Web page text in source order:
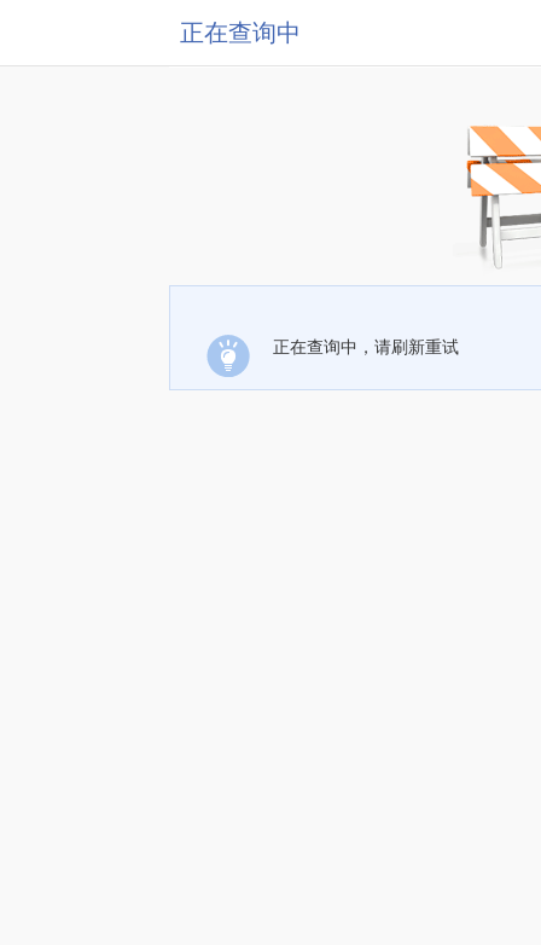
正在查询中
正在查询中，请刷新重试